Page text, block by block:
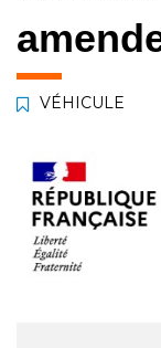
VÉHICULE